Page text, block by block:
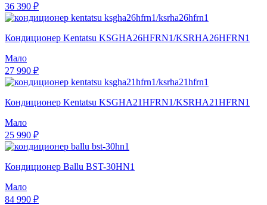
36 390 ₽
Кондиционер Kentatsu KSGHA26HFRN1/KSRHA26HFRN1
Мало
27 990 ₽
Кондиционер Kentatsu KSGHA21HFRN1/KSRHA21HFRN1
Мало
25 990 ₽
Кондиционер Ballu BST-30HN1
Мало
84 990 ₽